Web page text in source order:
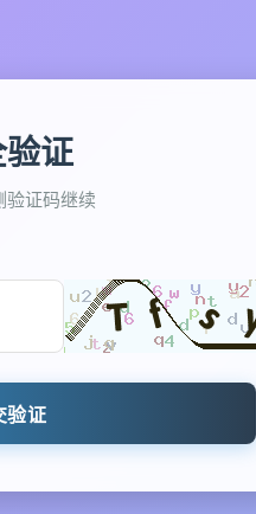
证
验证码继续
验证